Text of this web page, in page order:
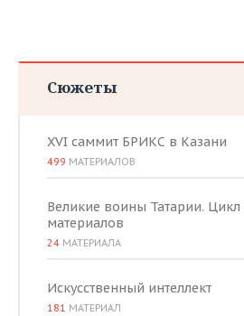
Сюжеты
XVI саммит БРИКС в Казани
499 МАТЕРИАЛОВ
Великие воины Татарии. Цикл
материалов
24 МАТЕРИАЛА
Искусственный интеллект
181 МАТЕРИАЛ